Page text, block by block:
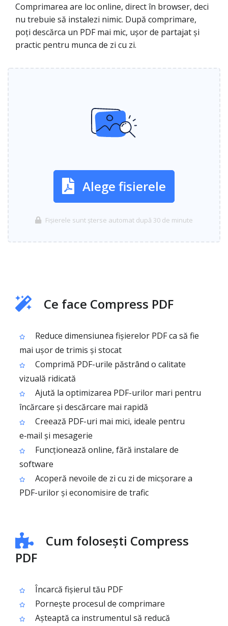
Comprimarea are loc online, direct în browser, deci
nu trebuie să instalezi nimic. După comprimare,
poți descărca un PDF mai mic, ușor de partajat și
practic pentru munca de zi cu zi.
Alege fisierele
Fișierele sunt șterse automat după 30 de minute
Ce face Compress PDF
Reduce dimensiunea fișierelor PDF ca să fie
mai ușor de trimis și stocat
Comprimă PDF-urile păstrând o calitate
vizuală ridicată
Ajută la optimizarea PDF-urilor mari pentru
încărcare și descărcare mai rapidă
Creează PDF-uri mai mici, ideale pentru
e‑mail și mesagerie
Funcționează online, fără instalare de
software
Acoperă nevoile de zi cu zi de micșorare a
PDF-urilor și economisire de trafic
Cum folosești Compress
PDF
Încarcă fișierul tău PDF
Pornește procesul de comprimare
Așteaptă ca instrumentul să reducă